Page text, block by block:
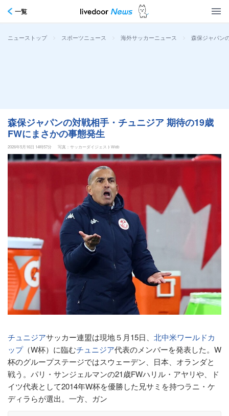
一覧
ニューストップ > スポーツニュース > 海外サッカーニュース > 森保ジャパン
森保ジャパンの対戦相手・チュニジア 期待の19歳
FWにまさかの事態発生
2026年5月16日 14時57分 写真：サッカーダイジェストWeb
チュニジアサッカー連盟は現地５月15日、 北中米ワールドカ
ップ（W杯）に臨むチュニジア代表のメンバーを発表した。W
杯のグループステージではスウェーデン、日本、オランダと
戦う。パリ・サンジェルマンの21歳FWハリル・アヤリや、ド
イツ代表として2014年W杯を優勝した兄サミを持つラニ・ケ
ディラらが選出。一方、ガン